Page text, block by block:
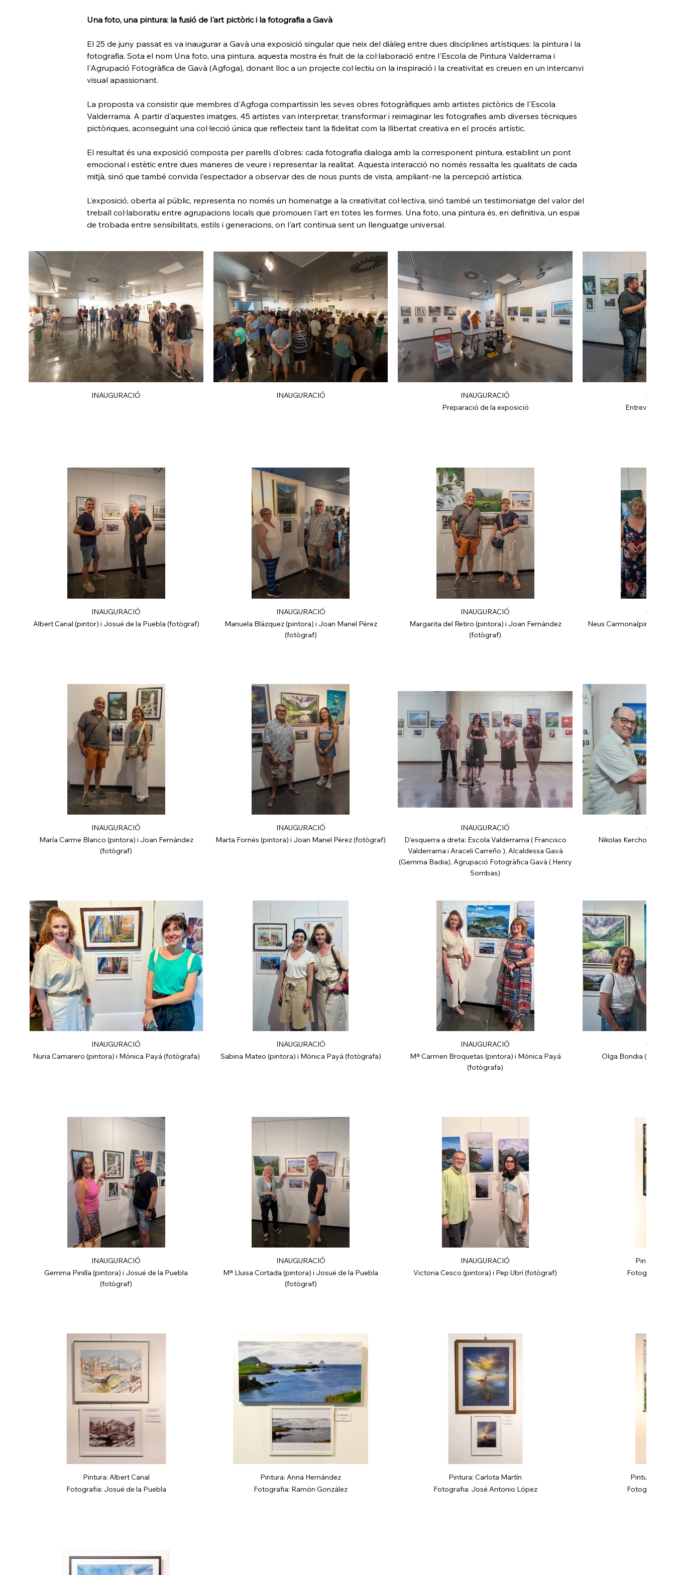
Una foto, una pintura: la fusió de l'art pictòric i la fotografia a Gavà
El 25 de juny passat es va inaugurar a Gavà una exposició singular que neix del diàleg entre dues disciplines artístiques: la pintura i la
fotografia. Sota el nom Una foto, una pintura, aquesta mostra és fruit de la col·laboració entre l'Escola de Pintura Valderrama i
l'Agrupació Fotogràfica de Gavà (Agfoga), donant lloc a un projecte col·lectiu on la inspiració i la creativitat es creuen en un intercanvi
visual apassionant.
La proposta va consistir que membres d'Agfoga compartissin les seves obres fotogràfiques amb artistes pictòrics de l'Escola
Valderrama. A partir d'aquestes imatges, 45 artistes van interpretar, transformar i reimaginar les fotografies amb diverses tècniques
pictòriques, aconseguint una col·lecció única que reflecteix tant la fidelitat com la llibertat creativa en el procés artístic.
El resultat és una exposició composta per parells d'obres: cada fotografia dialoga amb la corresponent pintura, establint un pont
emocional i estètic entre dues maneres de veure i representar la realitat. Aquesta interacció no només ressalta les qualitats de cada
mitjà, sinó que també convida l'espectador a observar des de nous punts de vista, ampliant-ne la percepció artística.
L'exposició, oberta al públic, representa no només un homenatge a la creativitat col·lectiva, sinó també un testimoniatge del valor del
treball col·laboratiu entre agrupacions locals que promouen l'art en totes les formes. Una foto, una pintura és, en definitiva, un espai
de trobada entre sensibilitats, estils i generacions, on l'art continua sent un llenguatge universal.
INAUGURACIÓ INAUGURACIÓ
INAUGURACIÓ
Preparació de la exposició
Entrevista a
INAUGURACIÓ
Albert Canal (pintor) i Josué de la Puebla (fotògraf)
INAUGURACIÓ
Manuela Blázquez (pintora) i Joan Manel Pérez
(fotògraf)
INAUGURACIÓ
Margarita del Retiro (pintora) i Joan Fernández
(fotògraf)
Neus Carmona(pintora) i
INAUGURACIÓ
María Carme Blanco (pintora) i Joan Fernández
(fotògraf)
INAUGURACIÓ
Marta Fornés (pintora) i Joan Manel Pérez (fotògraf)
INAUGURACIÓ
D'esquerra a dreta: Escola Valderrama ( Francisco
Valderrama i Araceli Carreño ), Alcaldessa Gavà
(Gemma Badia), Agrupació Fotogràfica Gavà ( Henry
Sorribas)
Nikolas Kerchove
INAUGURACIÓ
Nuria Camarero (pintora) i Mónica Payá (fotògrafa)
INAUGURACIÓ
Sabina Mateo (pintora) i Mónica Payá (fotògrafa)
INAUGURACIÓ
Mª Carmen Broquetas (pintora) i Mónica Payá
(fotògrafa)
Olga Bondia (pintora)
INAUGURACIÓ
Gemma Pinilla (pintora) i Josué de la Puebla
(fotògraf)
INAUGURACIÓ
Mª Lluisa Cortada (pintora) i Josué de la Puebla
(fotògraf)
INAUGURACIÓ
Victoria Cesco (pintora) i Pep Ubrí (fotògraf)
Pintura:
Fotografia:
Pintura: Albert Canal
Fotografia: Josué de la Puebla
Pintura: Anna Hernández
Fotografia: Ramón González
Pintura: Carlota Martín
Fotografia: José Antonio López
Pintura:
Fotografia: